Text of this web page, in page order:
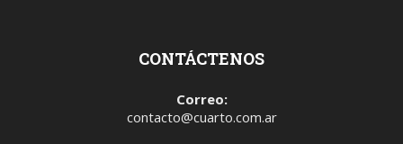
CONTÁCTENOS
Correo:
contacto@cuarto.com.ar